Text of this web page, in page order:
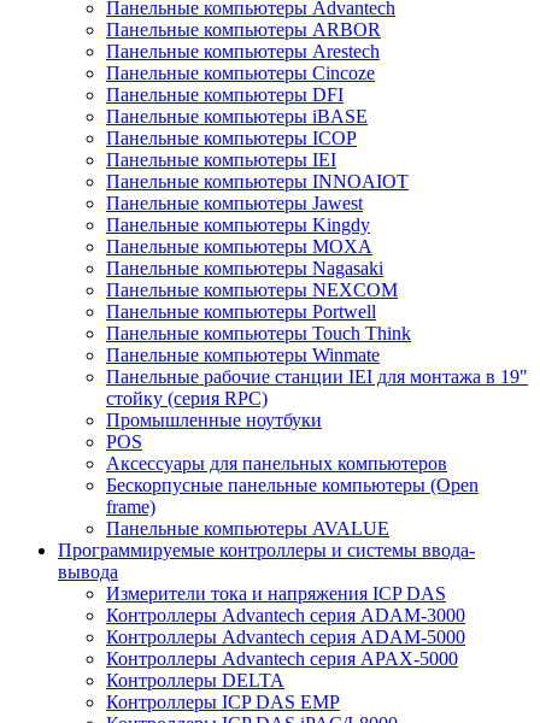
Панельные компьютеры Advantech
Панельные компьютеры ARBOR
Панельные компьютеры Arestech
Панельные компьютеры Cincoze
Панельные компьютеры DFI
Панельные компьютеры iBASE
Панельные компьютеры ICOP
Панельные компьютеры IEI
Панельные компьютеры INNOAIOT
Панельные компьютеры Jawest
Панельные компьютеры Kingdy
Панельные компьютеры MOXA
Панельные компьютеры Nagasaki
Панельные компьютеры NEXCOM
Панельные компьютеры Portwell
Панельные компьютеры Touch Think
Панельные компьютеры Winmate
Панельные рабочие станции IEI для монтажа в 19"
стойку (серия RPC)
Промышленные ноутбуки
POS
Аксессуары для панельных компьютеров
Бескорпусные панельные компьютеры (Open
frame)
Панельные компьютеры AVALUE
Программируемые контроллеры и системы ввода-
вывода
Измерители тока и напряжения ICP DAS
Контроллеры Advantech серия ADAM-3000
Контроллеры Advantech серия ADAM-5000
Контроллеры Advantech серия APAX-5000
Контроллеры DELTA
Контроллеры ICP DAS EMP